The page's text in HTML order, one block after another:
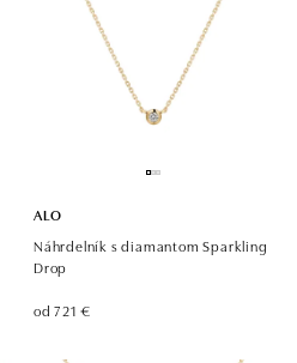
ALO
Náhrdelník s diamantom Sparkling
Drop
od 721 €